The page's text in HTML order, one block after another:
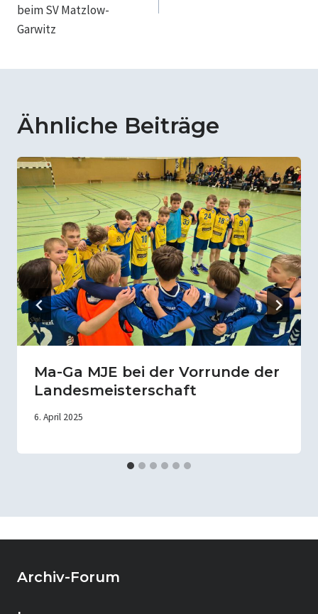
beim SV Matzlow-
Garwitz
Ähnliche Beiträge
Ma-Ga MJE bei der Vorrunde der
Landesmeisterschaft
6. April 2025
Archiv-Forum